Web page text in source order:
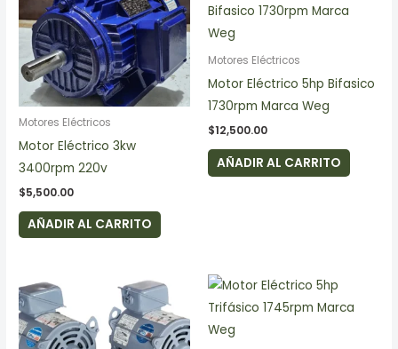
Motores Eléctricos
Motor Eléctrico 3kw
3400rpm 220v
$5,500.00
AÑADIR AL CARRITO
Motores Eléctricos
Motor Eléctrico 5hp Bifasico
1730rpm Marca Weg
$12,500.00
AÑADIR AL CARRITO